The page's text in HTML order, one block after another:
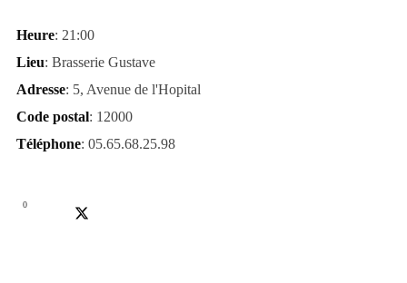
Heure: 21:00
Lieu: Brasserie Gustave
Adresse: 5, Avenue de l'Hopital
Code postal: 12000
Téléphone: 05.65.68.25.98
0